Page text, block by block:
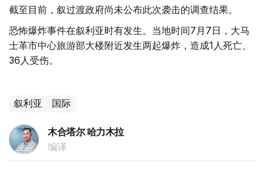
截至目前，叙过渡政府尚未公布此次袭击的调查结果。
恐怖爆炸事件在叙利亚时有发生。当地时间7月7日，大马
士革市中心旅游部大楼附近发生两起爆炸，造成1人死亡、
36人受伤。
叙利亚 国际
木合塔尔 哈力木拉
编译